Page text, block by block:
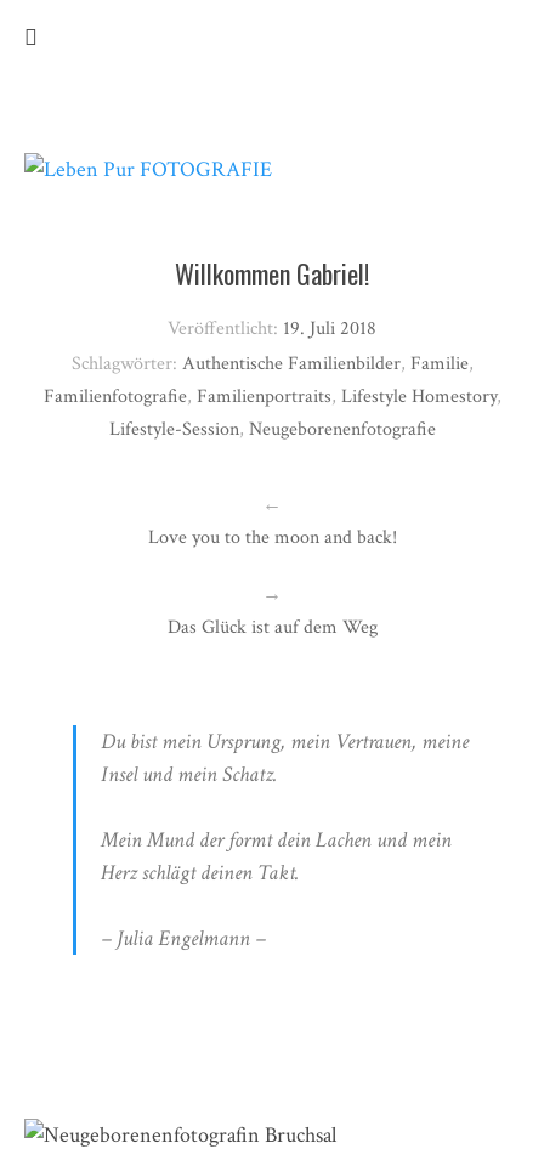
Du bist mein Ursprung, mein Vertrauen, meine
Insel und mein Schatz.
Mein Mund der formt dein Lachen und mein
Herz schlägt deinen Takt.
– Julia Engelmann –
Willkommen Gabriel!
Veröffentlicht: 19. Juli 2018
Schlagwörter: Authentische Familienbilder, Familie,
Familienfotografie, Familienportraits, Lifestyle Homestory,
Lifestyle-Session, Neugeborenenfotografie
←
Love you to the moon and back!
→
Das Glück ist auf dem Weg